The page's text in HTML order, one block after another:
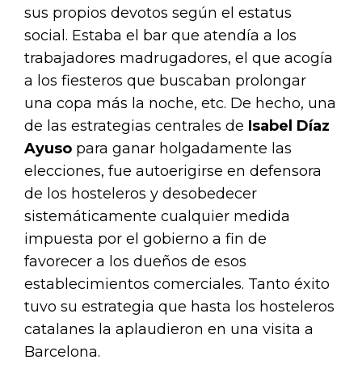
sus propios devotos según el estatus
social. Estaba el bar que atendía a los
trabajadores madrugadores, el que acogía
a los fiesteros que buscaban prolongar
una copa más la noche, etc. De hecho, una
de las estrategias centrales de Isabel Díaz
Ayuso para ganar holgadamente las
elecciones, fue autoerigirse en defensora
de los hosteleros y desobedecer
sistemáticamente cualquier medida
impuesta por el gobierno a fin de
favorecer a los dueños de esos
establecimientos comerciales. Tanto éxito
tuvo su estrategia que hasta los hosteleros
catalanes la aplaudieron en una visita a
Barcelona.